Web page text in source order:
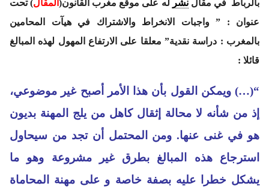
بالرباط في مقالنشر له على موقع مغرب القانون(المقال) تحت
عنوان : ” واجبات الانخراط والاشتراك في هيآت المحامين
بالمغرب : دراسة نقدية” معلقا على الارتفاع المهول لهذه المبالغ
قائلا :
“(…) ويمكن القول بأن هذا الأمر أصبح غير موضوعي،
إذ من شأنه لا محالة إثقال كاهل من يلج المهنة بديون
هو في غنى عنها. ومن المحتمل أن تجد من سيحاول
استرجاع هذه المبالغ بطرق غير مشروعة وهو ما
يشكل خطرا عليه بصفة خاصة و على مهنة المحاماة